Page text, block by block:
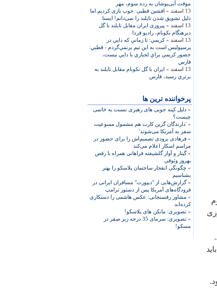
موقت آبی‌پوشان به رده سوم، مهر
13 اسفند »
افشين قطبی: خوب بازی کرديم اما
دليل تشويق‌ شدن تايلند را نمی‌دانم! ايسنا
13 اسفند »
پیروزی ایران مقابل تایلند با گل
ديرهنگام نکونام، راديو فردا
13 اسفند »
كريمي: تا زماني كه دايي در
پرسپوليس است به اين تيم برنمي‌گردم - قطبي:
حضور كريمي براي لجبازي با دايي نيست،
فارس
13 اسفند »
ايران با گل نكونام مقابل تايلند به
برتري رسيد، فارس
پرخواننده ترین ها
» دلیل کینه جویی های رهبری نسبت به خاتمی
چیست؟
» 'دارندگان گرین کارت هم مشمول ممنوعیت
سفر به آمریکا می‌شوند'
» فرهادی بزودی تصمیم‌اش را برای حضور در
مراسم اسکار اعلام می‌کند
»گیتار و آواز گلشیفته فراهانی همراه با رقص
بهروز وثوقی
» چگونگی انفجار ساختمان پلاسکو را بهتر
بشناسیم
»گزارش‌هایی از "دیپورت" مسافران ایرانی در
فرودگاه‌های آمریکا پس از دستور ترامپ
» مشاور رفسنجانی: عکس هاشمی را دستکاری
کرده‌اند
» تصویری: مانکن های پلاسکو!
»
تصویری: سرمای 35 درجه زیر صفر در
مسکو!
دوباره بايد